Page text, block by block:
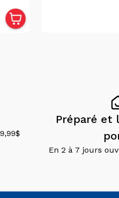
Préparé et
En 2 à 7 jours